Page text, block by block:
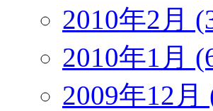
2010年2月
2010年1月
2009年12月